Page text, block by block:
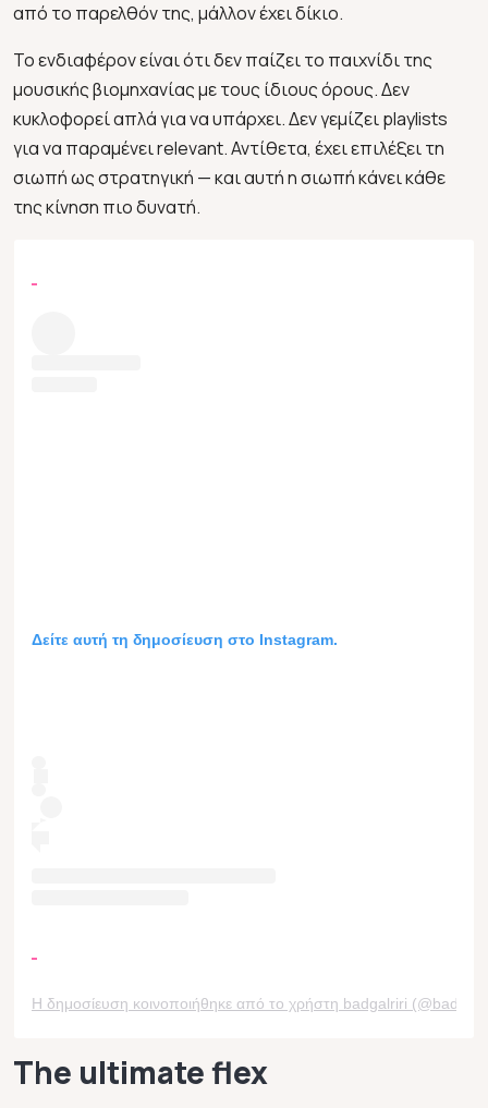
από το παρελθόν της, μάλλον έχει δίκιο.
Το ενδιαφέρον είναι ότι δεν παίζει το παιχνίδι της
μουσικής βιομηχανίας με τους ίδιους όρους. Δεν
κυκλοφορεί απλά για να υπάρχει. Δεν γεμίζει playlists
για να παραμένει relevant. Αντίθετα, έχει επιλέξει τη
σιωπή ως στρατηγική — και αυτή η σιωπή κάνει κάθε
της κίνηση πιο δυνατή.
Δείτε αυτή τη δημοσίευση στο Instagram.
Η δημοσίευση κοινοποιήθηκε από το χρήστη badgalriri
The ultimate flex